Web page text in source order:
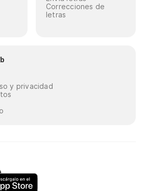
Correcciones de
letras
y privacidad